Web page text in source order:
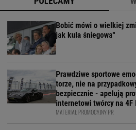
Bobić mówi o wielkiej
jak kula śniegowa"
Prawdziwe sportowe
torze, nie na
bezpiecznie - apelują
internetowi twórcy na 4F
MATERIAŁ PROMOCYJNY PR